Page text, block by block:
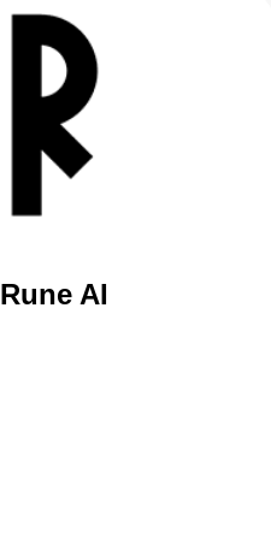
Rune AI